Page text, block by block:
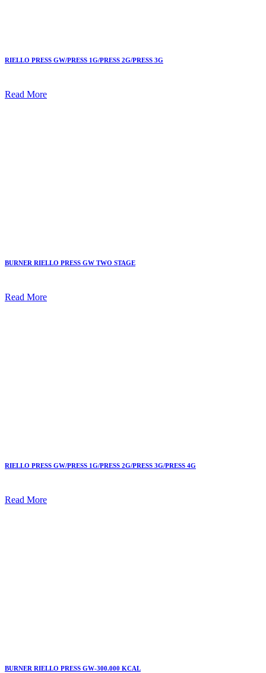
RIELLO PRESS GW/PRESS 1G/PRESS 2G/PRESS 3G
Read More
BURNER RIELLO PRESS GW TWO STAGE
Read More
RIELLO PRESS GW/PRESS 1G/PRESS 2G/PRESS 3G/PRESS 4G
Read More
BURNER RIELLO PRESS GW-300.000 KCAL